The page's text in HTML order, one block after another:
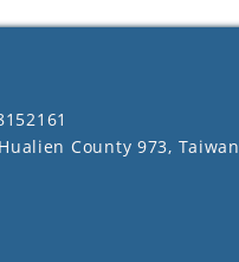
County 973, Taiwan